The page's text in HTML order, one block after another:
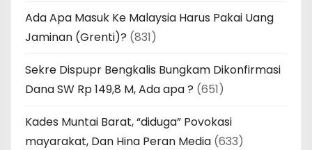
Ada Apa Masuk Ke Malaysia Harus Pakai Uang
Jaminan (Grenti)? (831)
Sekre Dispupr Bengkalis Bungkam Dikonfirmasi
Dana SW Rp 149,8 M, Ada apa ? (651)
Kades Muntai Barat, “diduga” Povokasi
mayarakat, Dan Hina Peran Media (633)